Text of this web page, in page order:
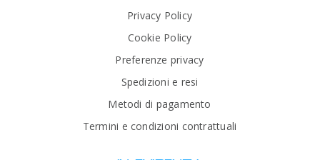
Privacy Policy
Cookie Policy
Preferenze privacy
Spedizioni e resi
Metodi di pagamento
Termini e condizioni contrattuali